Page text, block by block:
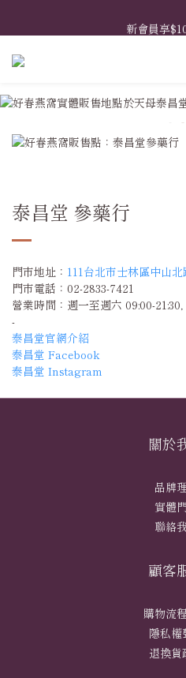
新會員享
𖧧  指定禮盒免費升級花藝
泰昌堂 參藥行
門市地址： 111台北市士林區中山
門市電話：02-2833-7421
營業時間：週一至週六 09:00-21:30
-
泰昌堂官網介紹
泰昌堂 Facebook
泰昌堂 Instagram
關於
品牌
實體
聯絡
顧客
購物流
隱私權
退換貨